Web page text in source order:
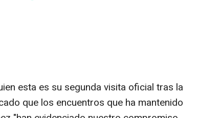
esta es su segunda visita oficial tras la
que los encuentros que ha mantenido